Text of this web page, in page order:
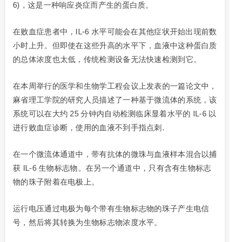
6)，这是一种响应炎症而产生的蛋白质。
在败血症患者中，IL-6 水平可能会在其他症状开始出现前数
小时上升。但即使在这些升高的水平下，血液中这种蛋白质
的总体浓度也太低，传统检测设备无法快速检测到它。
在本周举行的医学和生物学工程会议上发表的一篇论文中，
麻省理工学院的研究人员描述了一种基于微流体的系统，该
系统可以在大约 25 分钟内自动检测临床显着水平的 IL-6 以
进行败血症诊断，使用的血液不到手指点刺.
在一个微流体通道中，带有抗体的微珠与血液样本混合以捕
获 IL-6 生物标志物。在另一个通道中，只有含有生物标志
物的珠子附着在电极上。
运行电压通过电极为每个带有生物标志物的珠子产生电信
号，然后将其转换为生物标志物浓度水平。